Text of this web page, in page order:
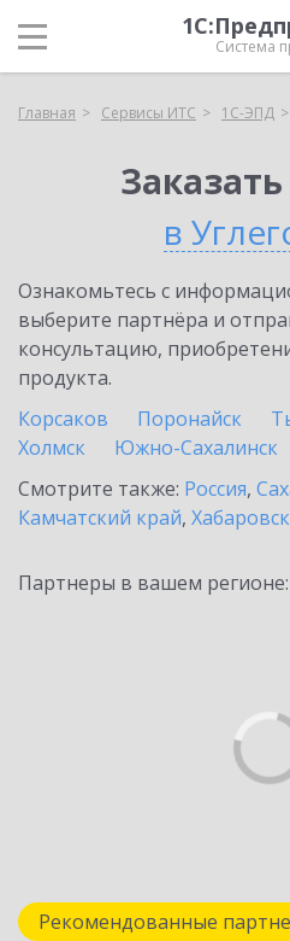
Система
Главная Сервисы ИТС 1С-ЭПД
в
Ознакомьтесь с
выберите партнёра и
консультацию,
продукта.
Корсаков
Поронайск
Холмск
Южно-Сахалинск
Смотрите также: Россия,
Камчатский край,
Партнеры в вашем регионе:
Рекомендованные